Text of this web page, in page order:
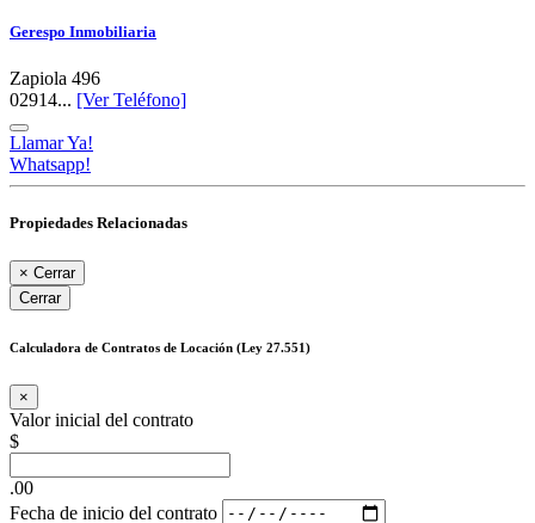
Gerespo Inmobiliaria
Zapiola 496
02914... [Ver Teléfono]
Llamar Ya!
Whatsapp!
Propiedades Relacionadas
× Cerrar
Cerrar
Calculadora de Contratos de Locación (Ley 27.551)
×
Valor inicial del contrato
$
.00
Fecha de inicio del contrato